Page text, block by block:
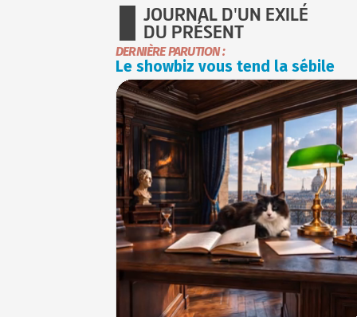
JOURNAL D'UN EXILÉ
DU PRÉSENT
DERNIÈRE PARUTION :
Le showbiz vous tend la sébile